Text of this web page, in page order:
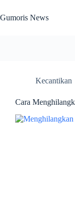
to
content
Gumoris News
Kecantikan
Cara